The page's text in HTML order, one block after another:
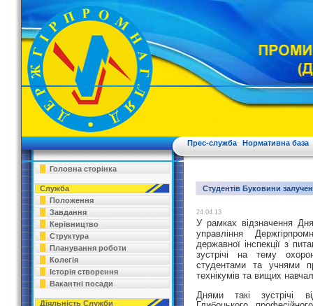
Прес-служба Нормативна база
Головна сторінка
Служба
Положення
Завдання
Керівництво
Структура
Планування роботи
Колегія
Історія створення
Вакантні посади
Діяльність Служби
Студентів Буковини
24.04.13
У рамках відзначення
управління
державної інспекції з
зустрічі на тему
студентами та учнями
технікумів та вищих
Днями такі зустрічі